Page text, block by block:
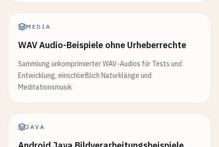
MEDIA
WAV Audio-Beispiele ohne Urheberrechte
Sammlung unkomprimierter WAV-Audios für Tests und
Entwicklung, einschließlich Naturklänge und
Meditationsmusik
JAVA